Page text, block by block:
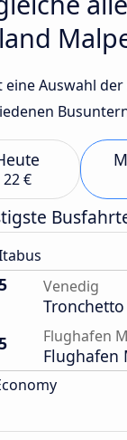
eine Auswahl
22 €
Venedig
Flughafen
Flughafen